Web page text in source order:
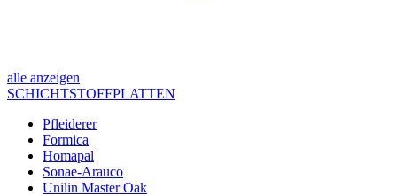
alle anzeigen
SCHICHTSTOFFPLATTEN
Pfleiderer
Formica
Homapal
Sonae-Arauco
Unilin Master Oak